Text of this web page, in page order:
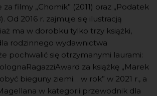
filmy „Chomik” (2011) oraz „Podatek
Od 2016 r. zajmuje się ilustracją
ma w dorobku tylko trzy książki,
rodzinnego wydawnictwa
pochwalić się otrzymanymi laurami:
za książkę „Marek
bieguny ziemi… w rok” w 2021 r., a
w kategorii przewodnik dla